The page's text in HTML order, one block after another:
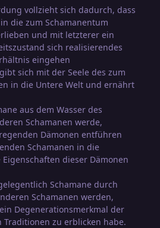
vollzieht sich dadurch, dass
die zum Schamanentum
und mit letzterer ein
sich realisierendes
eingehen
sich mit der Seele des zum
in die Untere Welt und ernährt
aus dem Wasser des
Schamanen werde,
Dämonen entführen
Schamanen in die
dieser Dämonen
Schamane durch
Schamanen werden,
Degenerationsmerkmal der
Traditionen zu erblicken habe.